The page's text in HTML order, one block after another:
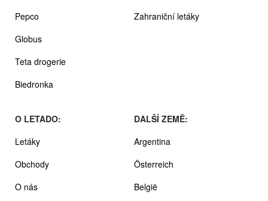
Pepco
Globus
Teta drogerie
Biedronka
Zahraniční letáky
O LETADO:
Letáky
Obchody
O nás
DALŠÍ ZEMĚ:
Argentina
Österreich
België